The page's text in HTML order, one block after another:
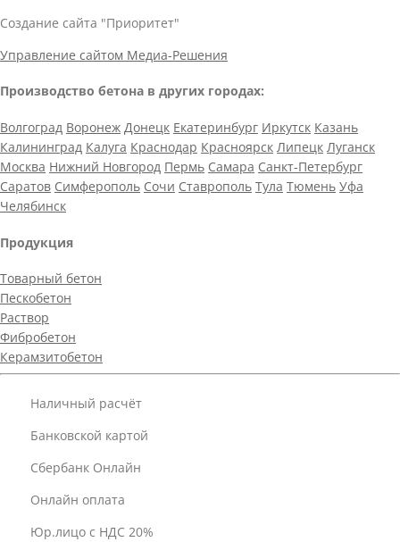
Создание сайта "Приоритет"
Управление сайтом Медиа-Решения
Производство бетона в других городах:
Волгоград Воронеж Донецк Екатеринбург Иркутск Казань
Калининград Калуга Краснодар Красноярск Липецк Луганск
Москва Нижний Новгород Пермь Самара Санкт-Петербург
Саратов Симферополь Сочи Ставрополь Тула Тюмень Уфа
Челябинск
Продукция
Товарный бетон
Пескобетон
Раствор
Фибробетон
Керамзитобетон
Наличный расчёт
Банковской картой
Сбербанк Онлайн
Онлайн оплата
Юр.лицо с НДС 20%